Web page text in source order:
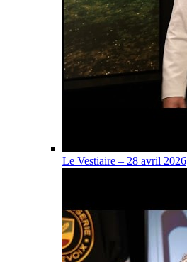
Le Vestiaire – 28 avril 2026